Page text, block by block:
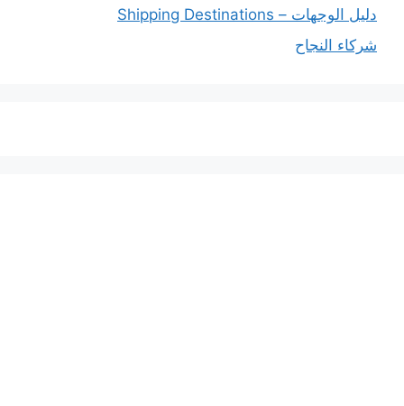
دليل الوجهات – Shipping Destinations
شركاء النجاح